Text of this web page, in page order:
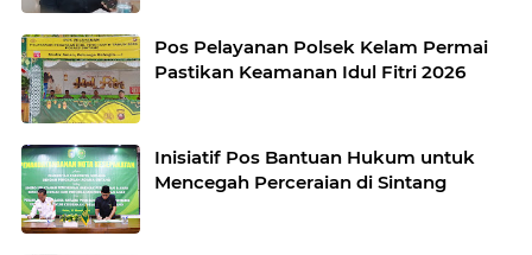
Pos Pelayanan Polsek Kelam Permai
Pastikan Keamanan Idul Fitri 2026
Inisiatif Pos Bantuan Hukum untuk
Mencegah Perceraian di Sintang